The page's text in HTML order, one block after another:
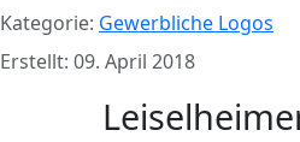
Kategorie: Gewerbliche Logos
Erstellt: 09. April 2018